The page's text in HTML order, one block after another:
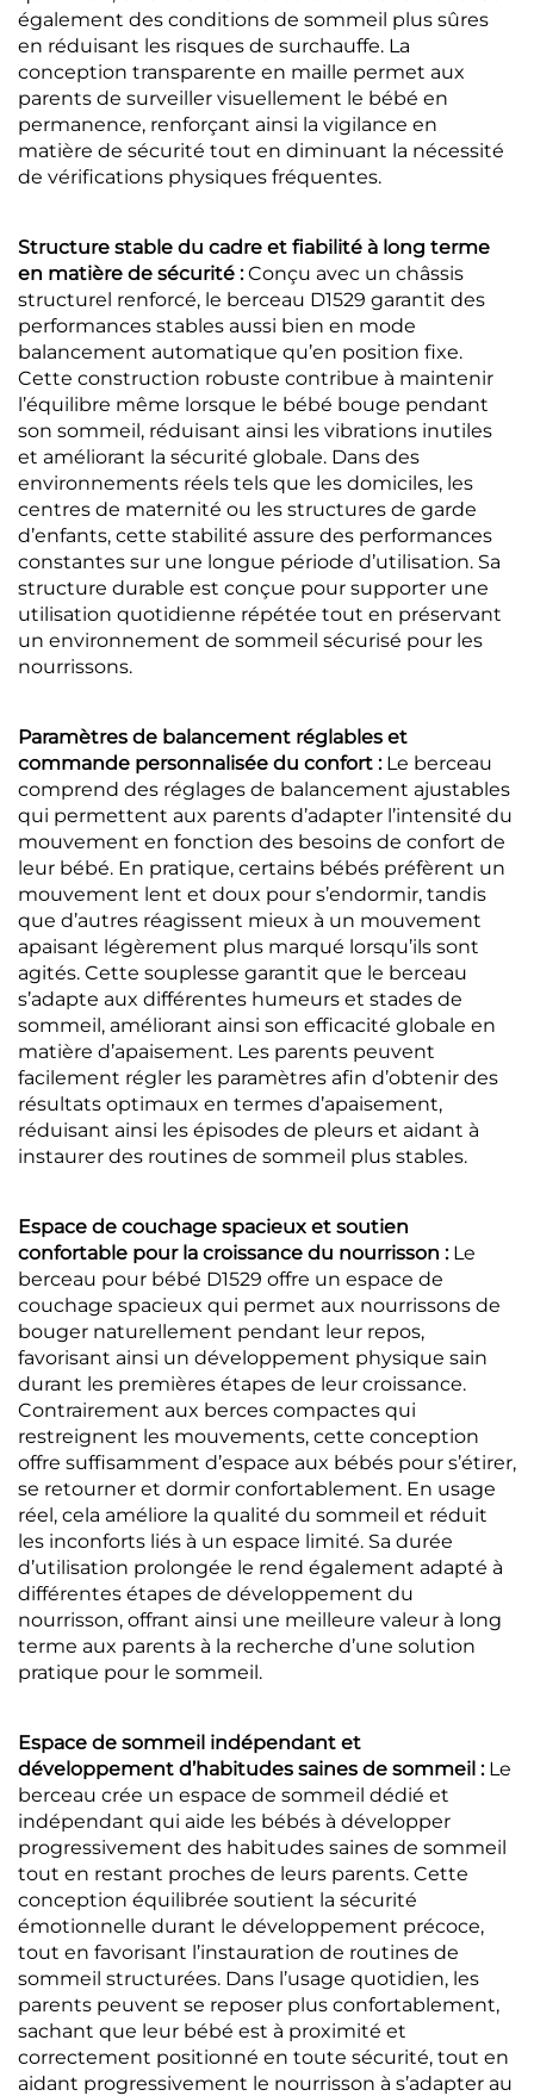
également des conditions de sommeil plus sûres
en réduisant les risques de surchauffe. La
conception transparente en maille permet aux
parents de surveiller visuellement le bébé en
permanence, renforçant ainsi la vigilance en
matière de sécurité tout en diminuant la nécessité
de vérifications physiques fréquentes.
Structure stable du cadre et fiabilité à long terme
en matière de sécurité :Conçu avec un châssis
structurel renforcé, le berceau D1529 garantit des
performances stables aussi bien en mode
balancement automatique qu’en position fixe.
Cette construction robuste contribue à maintenir
l’équilibre même lorsque le bébé bouge pendant
son sommeil, réduisant ainsi les vibrations inutiles
et améliorant la sécurité globale. Dans des
environnements réels tels que les domiciles, les
centres de maternité ou les structures de garde
d’enfants, cette stabilité assure des performances
constantes sur une longue période d’utilisation. Sa
structure durable est conçue pour supporter une
utilisation quotidienne répétée tout en préservant
un environnement de sommeil sécurisé pour les
nourrissons.
Paramètres de balancement réglables et
commande personnalisée du confort : Le berceau
comprend des réglages de balancement ajustables
qui permettent aux parents d’adapter l’intensité du
mouvement en fonction des besoins de confort de
leur bébé. En pratique, certains bébés préfèrent un
mouvement lent et doux pour s’endormir, tandis
que d’autres réagissent mieux à un mouvement
apaisant légèrement plus marqué lorsqu’ils sont
agités. Cette souplesse garantit que le berceau
s’adapte aux différentes humeurs et stades de
sommeil, améliorant ainsi son efficacité globale en
matière d’apaisement. Les parents peuvent
facilement régler les paramètres afin d’obtenir des
résultats optimaux en termes d’apaisement,
réduisant ainsi les épisodes de pleurs et aidant à
instaurer des routines de sommeil plus stables.
Espace de couchage spacieux et soutien
confortable pour la croissance du nourrisson : Le
berceau pour bébé D1529 offre un espace de
couchage spacieux qui permet aux nourrissons de
bouger naturellement pendant leur repos,
favorisant ainsi un développement physique sain
durant les premières étapes de leur croissance.
Contrairement aux berces compactes qui
restreignent les mouvements, cette conception
offre suffisamment d’espace aux bébés pour s’étirer,
se retourner et dormir confortablement. En usage
réel, cela améliore la qualité du sommeil et réduit
les inconforts liés à un espace limité. Sa durée
d’utilisation prolongée le rend également adapté à
différentes étapes de développement du
nourrisson, offrant ainsi une meilleure valeur à long
terme aux parents à la recherche d’une solution
pratique pour le sommeil.
Espace de sommeil indépendant et
développement d’habitudes saines de sommeil : Le
berceau crée un espace de sommeil dédié et
indépendant qui aide les bébés à développer
progressivement des habitudes saines de sommeil
tout en restant proches de leurs parents. Cette
conception équilibrée soutient la sécurité
émotionnelle durant le développement précoce,
tout en favorisant l’instauration de routines de
sommeil structurées. Dans l’usage quotidien, les
parents peuvent se reposer plus confortablement,
sachant que leur bébé est à proximité et
correctement positionné en toute sécurité, tout en
aidant progressivement le nourrisson à s’adapter au